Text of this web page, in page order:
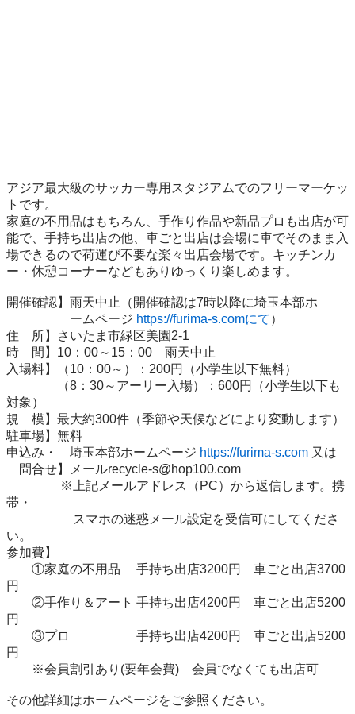
アジア最大級のサッカー専用スタジアムでのフリーマーケッ
トです。
家庭の不用品はもちろん、手作り作品や新品プロも出店が可
能で、手持ち出店の他、車ごと出店は会場に車でそのまま入
場できるので荷運び不要な楽々出店会場です。キッチンカ
ー・休憩コーナーなどもありゆっくり楽しめます。
開催確認】雨天中止（開催確認は7時以降に埼玉本部ホ
ームページ https://furima-s.comにて ）
住　所】さいたま市緑区美園2-1
時　間】10：00～15：00　雨天中止
入場料】（10：00～）：200円（小学生以下無料）
（8：30～アーリー入場）：600円（小学生以下も
対象）
規　模】最大約300件（季節や天候などにより変動します）
駐車場】無料
申込み・　埼玉本部ホームページ https://furima-s.com 又は
問合せ】メールrecycle-s@hop100.com
※上記メールアドレス（PC）から返信します。携
帯・
スマホの迷惑メール設定を受信可にしてくださ
い。
参加費】
①家庭の不用品　 手持ち出店3200円　車ごと出店3700
円
②手作り＆アート 手持ち出店4200円　車ごと出店5200
円
③プロ　　　　　 手持ち出店4200円　車ごと出店5200
円
※会員割引あり(要年会費)　会員でなくても出店可
その他詳細はホームページをご参照ください。